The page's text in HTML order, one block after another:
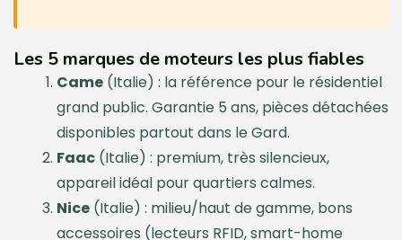
Les 5 marques de moteurs les plus fiables
Came (Italie) : la référence pour le résidentiel
grand public. Garantie 5 ans, pièces détachées
disponibles partout dans le Gard.
Faac (Italie) : premium, très silencieux,
appareil idéal pour quartiers calmes.
Nice (Italie) : milieu/haut de gamme, bons
accessoires (lecteurs RFID, smart-home